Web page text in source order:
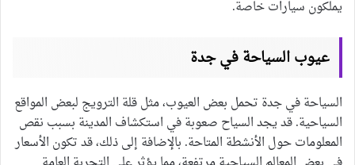
يملكون سيارات خاصة.
عيوب السياحة في جدة
السياحة في جدة تحمل بعض العيوب، مثل قلة الترويج لبعض المواقع
السياحية. قد يجد السياح صعوبة في استكشاف المدينة بسبب نقص
المعلومات حول الأنشطة المتاحة. بالإضافة إلى ذلك، قد تكون الأسعار